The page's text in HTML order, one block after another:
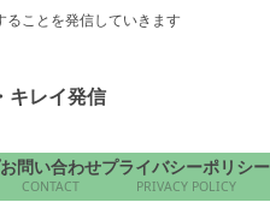
ることを発信していきます
キレイ発信
お問い合わせ
CONTACT
プライバシーポリシー
PRIVACY POLICY